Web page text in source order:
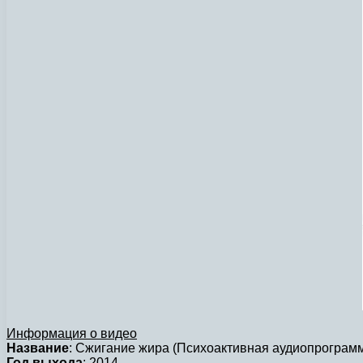
Информация о видео
Название: Сжигание жира (Психоактивная